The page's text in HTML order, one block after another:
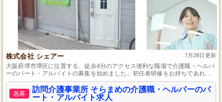
株式会社 シェアー 7月28日更新
大阪府堺市堺区に位置する、徒歩4分のアクセス便利な職場で介護職・ヘルパ
ーのパート・アルバイトの募集を始めました。初任者研修をお持ちであれ
ば、未経験者でも応募可能です。訪問介護業務を通じて、地域の皆さまのサ
ポートができ、扶養内での勤務も可能なので、ライフスタイルに合わせた働
き方が実現できます。
急募
訪問介護事業所 そらまめの介護職・ヘルパーのパ
ート・アルバイト求人